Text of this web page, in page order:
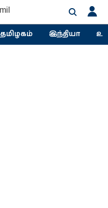
தமிழகம் இந்தியா